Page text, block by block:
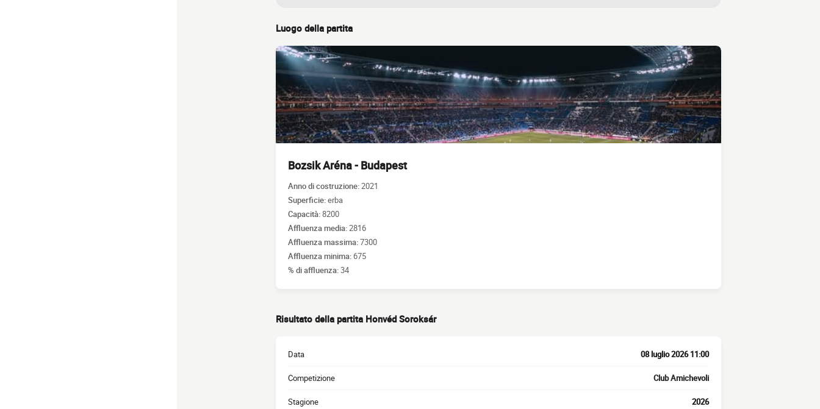
Luogo della partita
Bozsik Aréna - Budapest
Anno di costruzione:2021
Superficie:erba
Capacità:8200
Affluenza media:2816
Affluenza massima:7300
Affluenza minima:675
% di affluenza:34
Risultato della partita Honvéd Soroksár
Data 08 luglio 2026 11:00
Competizione Club Amichevoli
Stagione 2026